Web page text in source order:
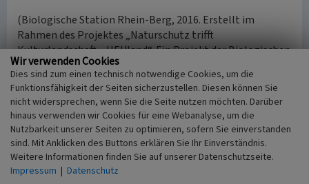
(Biologische Station Rhein-Berg, 2016. Erstellt im
Rahmen des Projektes „Naturschutz trifft
Kulturlandschaft – HEUland“. Ein Projekt der Biologischen
Stationen Oberberg und Rhein-Berg im Rahmen des LVR-
Netzwerks Landschaftliche Kulturpflege.)
Internet
www.floraweb.de: FloraWeb - Daten und Informationen zu
Wildpflanzen und zur Vegetation Deutschlands.
Bundesamt für Naturschutz. (Abgerufen 21.12.2016)
Wir verwenden Cookies
Dies sind zum einen technisch notwendige Cookies, um die
Funktionsfähigkeit der Seiten sicherzustellen. Diesen können Sie
nicht widersprechen, wenn Sie die Seite nutzen möchten. Darüber
hinaus verwenden wir Cookies für eine Webanalyse, um die
Nutzbarkeit unserer Seiten zu optimieren, sofern Sie einverstanden
sind. Mit Anklicken des Buttons erklären Sie Ihr Einverständnis.
Weitere Informationen finden Sie auf unserer Datenschutzseite.
Impressum | Datenschutz